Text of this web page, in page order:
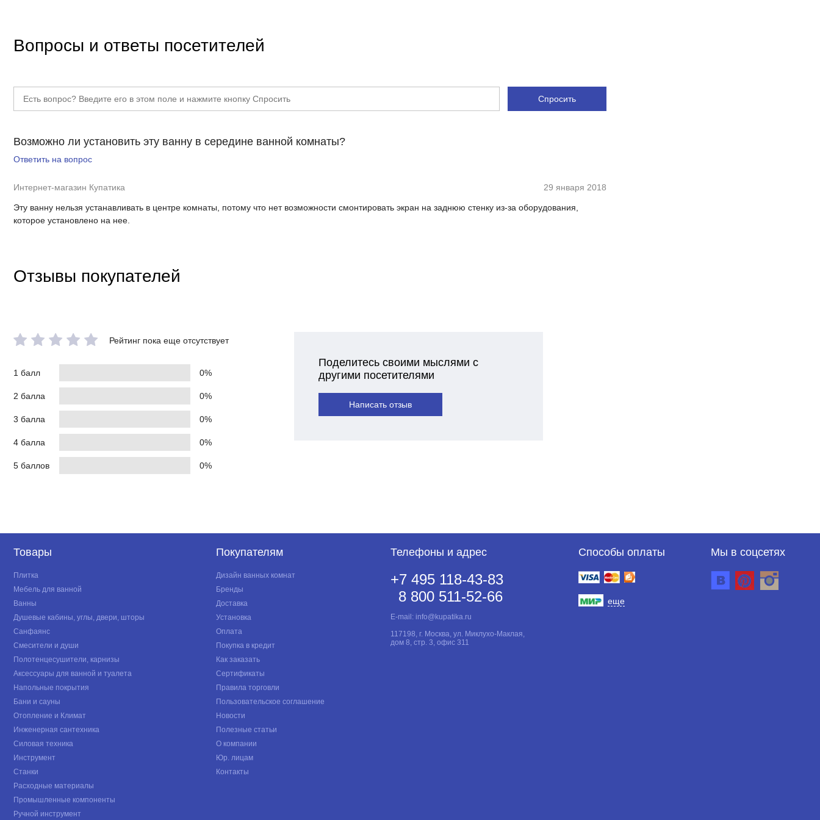
Сиденье
Вопросы и ответы посетителей
Спросить
Возможно ли установить эту ванну в середине ванной комнаты?
Ответить на вопрос
Интернет-магазин Купатика 29 января 2018
Эту ванну нельзя устанавливать в центре комнаты, потому что нет возможности смонтировать экран на заднюю стенку из-за оборудования,
которое установлено на нее.
Отзывы покупателей
Рейтинг пока еще отсутствует
1 балл 0%
2 балла 0%
3 балла 0%
4 балла 0%
5 баллов 0%
Поделитесь своими мыслями с
другими посетителями
Написать отзыв
Товары
Плитка
Мебель для ванной
Ванны
Душевые кабины, углы, двери, шторы
Санфаянс
Смесители и души
Полотенцесушители, карнизы
Аксессуары для ванной и туалета
Напольные покрытия
Бани и сауны
Отопление и Климат
Инженерная сантехника
Силовая техника
Инструмент
Станки
Расходные материалы
Промышленные компоненты
Ручной инструмент
Покупателям
Дизайн ванных комнат
Бренды
Доставка
Установка
Оплата
Покупка в кредит
Как заказать
Сертификаты
Правила торговли
Пользовательское соглашение
Новости
Полезные статьи
О компании
Юр. лицам
Контакты
Телефоны и адрес
+7 495 118-43-83
8 800 511-52-66
E-mail: info@kupatika.ru
117198, г. Москва, ул. Миклухо-Маклая,
дом 8, стр. 3, офис 311
Способы оплаты
еще
Мы в соцсетях